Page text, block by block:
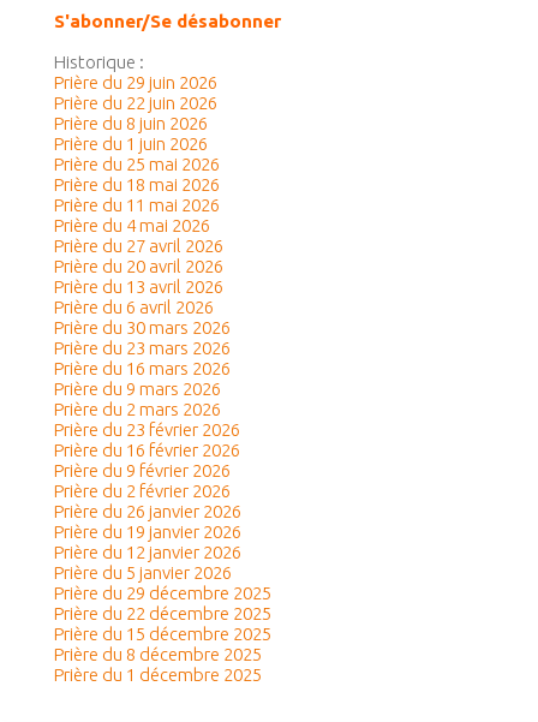
S'abonner/Se désabonner
Historique :
Prière du 29 juin 2026
Prière du 22 juin 2026
Prière du 8 juin 2026
Prière du 1 juin 2026
Prière du 25 mai 2026
Prière du 18 mai 2026
Prière du 11 mai 2026
Prière du 4 mai 2026
Prière du 27 avril 2026
Prière du 20 avril 2026
Prière du 13 avril 2026
Prière du 6 avril 2026
Prière du 30 mars 2026
Prière du 23 mars 2026
Prière du 16 mars 2026
Prière du 9 mars 2026
Prière du 2 mars 2026
Prière du 23 février 2026
Prière du 16 février 2026
Prière du 9 février 2026
Prière du 2 février 2026
Prière du 26 janvier 2026
Prière du 19 janvier 2026
Prière du 12 janvier 2026
Prière du 5 janvier 2026
Prière du 29 décembre 2025
Prière du 22 décembre 2025
Prière du 15 décembre 2025
Prière du 8 décembre 2025
Prière du 1 décembre 2025